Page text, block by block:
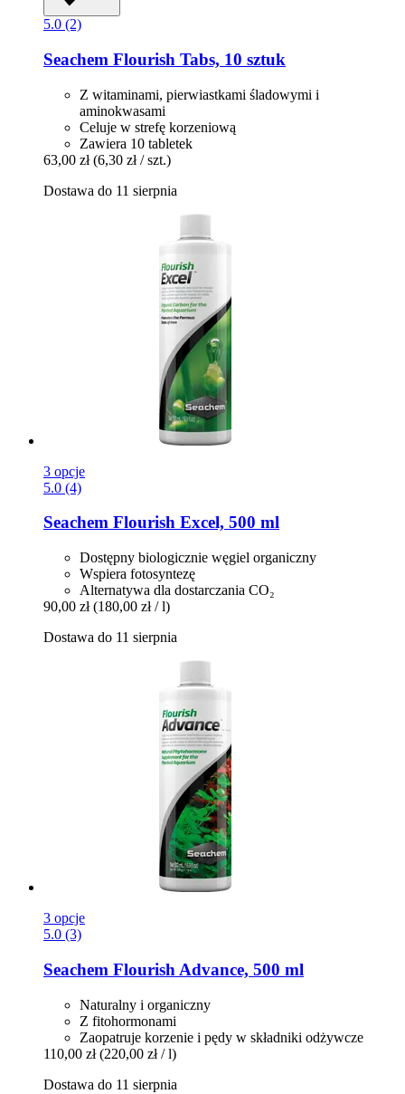
5.0 (2)
Seachem Flourish Tabs, 10 sztuk
Z witaminami, pierwiastkami śladowymi i
aminokwasami
Celuje w strefę korzeniową
Zawiera 10 tabletek
63,00 zł (6,30 zł / szt.)
Dostawa do 11 sierpnia
3 opcje
5.0 (4)
Seachem Flourish Excel, 500 ml
Dostępny biologicznie węgiel organiczny
Wspiera fotosyntezę
Alternatywa dla dostarczania CO₂
90,00 zł (180,00 zł / l)
Dostawa do 11 sierpnia
3 opcje
5.0 (3)
Seachem Flourish Advance, 500 ml
Naturalny i organiczny
Z fitohormonami
Zaopatruje korzenie i pędy w składniki odżywcze
110,00 zł (220,00 zł / l)
Dostawa do 11 sierpnia